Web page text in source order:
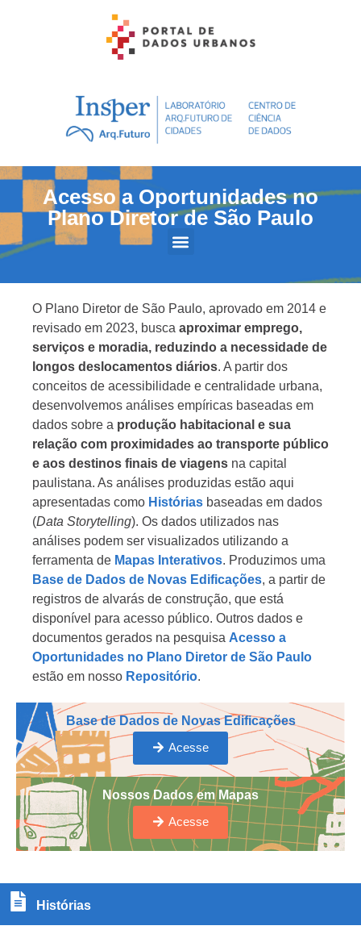
Acesso a Oportunidades no
Plano Diretor de São Paulo
O Plano Diretor de São Paulo, aprovado em 2014 e
revisado em 2023, busca aproximar emprego,
serviços e moradia, reduzindo a necessidade de
longos deslocamentos diários. A partir dos
conceitos de acessibilidade e centralidade urbana,
desenvolvemos análises empíricas baseadas em
dados sobre a produção habitacional e sua
relação com proximidades ao transporte público
e aos destinos finais de viagens na capital
paulistana. As análises produzidas estão aqui
apresentadas como Histórias baseadas em dados
(Data Storytelling). Os dados utilizados nas
análises podem ser visualizados utilizando a
ferramenta de Mapas Interativos. Produzimos uma
Base de Dados de Novas Edificações, a partir de
registros de alvarás de construção, que está
disponível para acesso público. Outros dados e
documentos gerados na pesquisa Acesso a
Oportunidades no Plano Diretor de São Paulo
estão em nosso Repositório.
Base de Dados de Novas Edificações
Acesse
Nossos Dados em Mapas
Acesse
Histórias